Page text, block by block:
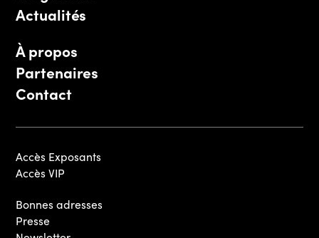
Actualités
À propos
Partenaires
Contact
Accès Exposants
Accès VIP
Bonnes adresses
Presse